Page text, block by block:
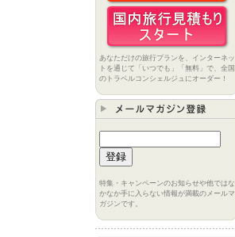
あなただけの旅行プランを、インターネッ
トを通じて「いつでも」「無料」で、全国
のトラベルコンシェルジュにオーダー！
特集・キャンペーンのお知らせや他ではな
かなか手に入らない情報が満載のメールマ
ガジンです。